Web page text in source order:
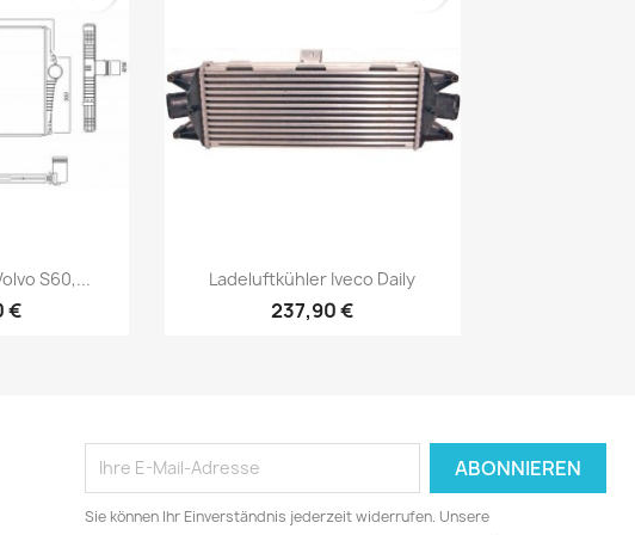
S60,...
€
Vorschau
Ladeluftkühler Iveco Daily
237,90 €
Sie können Ihr Einverständnis jederzeit widerrufen. Unsere